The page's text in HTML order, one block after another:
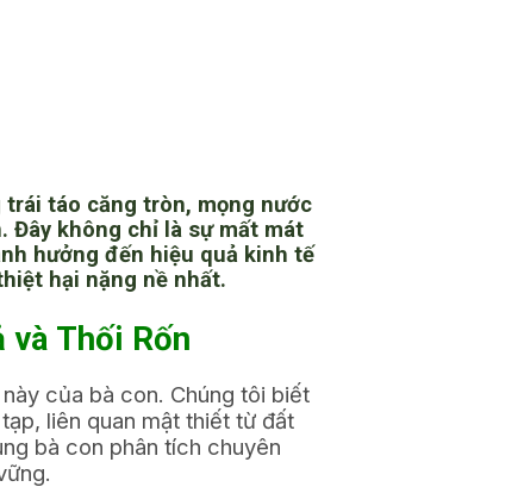
táo căng tròn, mọng nước
Đây không chỉ là sự mất mát
hưởng đến hiệu quả kinh tế
hại nặng nề nhất.
và Thối Rốn
của bà con. Chúng tôi biết
liên quan mật thiết từ đất
bà con phân tích chuyên